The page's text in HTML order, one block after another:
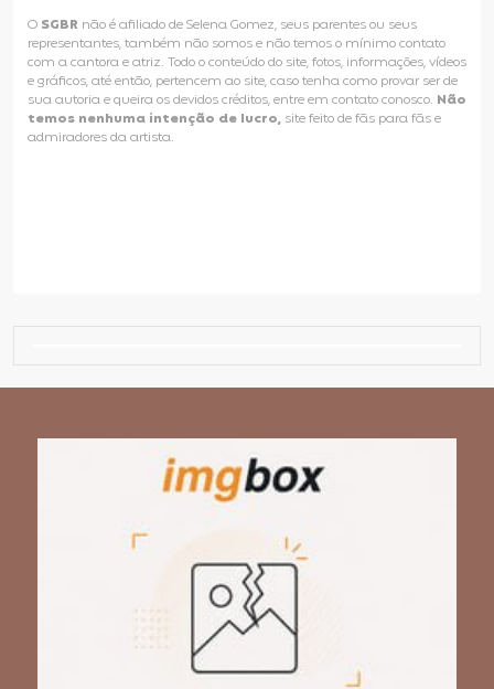
O SGBR não é afiliado de Selena Gomez, seus parentes ou seus
representantes, também não somos e não temos o mínimo contato
com a cantora e atriz. Todo o conteúdo do site, fotos, informações, vídeos
e gráficos, até então, pertencem ao site, caso tenha como provar ser de
sua autoria e queira os devidos créditos, entre em contato conosco. Não
temos nenhuma intenção de lucro, site feito de fãs para fãs e
admiradores da artista.